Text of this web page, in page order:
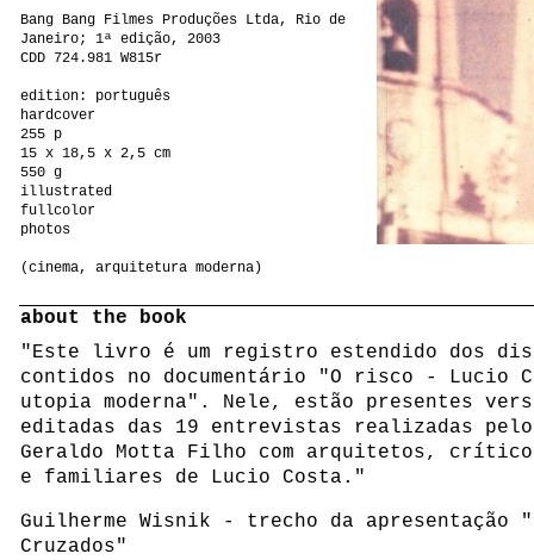
Bang Bang Filmes Produções Ltda, Rio de
Janeiro; 1ª edição, 2003
CDD 724.981 W815r
edition: português
hardcover
255 p
15 x 18,5 x 2,5 cm
550 g
illustrated
fullcolor
photos
(cinema, arquitetura moderna)
about the book
"Este livro é um registro estendido dos
contidos no documentário "O risco - Lucio
utopia moderna". Nele, estão presentes
editadas das 19 entrevistas realizadas
Geraldo Motta Filho com arquitetos,
e familiares de Lucio Costa."
Guilherme Wisnik - trecho da apresentação
Cruzados"